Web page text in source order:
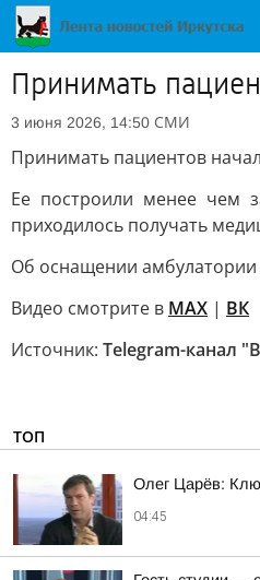
Принимать
3 июня 2026, 14:50 СМИ
Принимать пациентов
Ее построили менее чем
приходилось получать
Об оснащении амбулатории
Видео смотрите в MAX | ВК
Источник: Telegram-канал
ТОП
Олег Царёв:
04:45